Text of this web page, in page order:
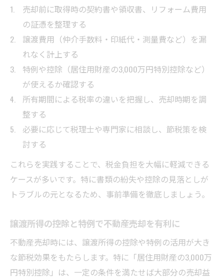
売却前に取得時の契約書や領収書、リフォーム費用
の証憑を整理する
譲渡費用（仲介手数料・印紙代・測量費など）を漏
れなく計上する
特例や控除（居住用財産の3,000万円特別控除など）
が使えるか確認する
所有期間による税率の違いを把握し、売却時期を調
整する
必要に応じて税理士や専門家に相談し、節税策を検
討する
これらを実践することで、税金負担を大幅に軽減できる
ケースが多いです。特に書類の紛失や控除の見落としが
トラブルの元となるため、事前準備を徹底しましょう。
譲渡所得の控除と特例で不動産売却を有利に
不動産売却時には、譲渡所得の控除や特例の活用が大き
な節税効果をもたらします。特に「居住用財産の3,000万
円特別控除」は、一定の条件を満たせば大部分の売却益